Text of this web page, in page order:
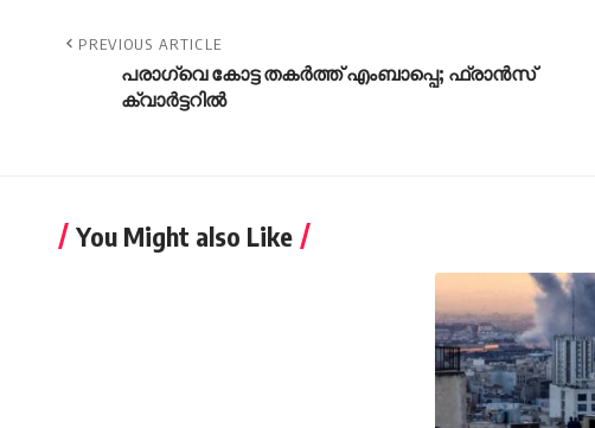
PREVIOUS ARTICLE
പരാഗ്വെ കോട്ട തകർത്ത് എംബാപ്പെ; ഫ്രാൻസ്
ക്വാർട്ടറിൽ
You Might also Like